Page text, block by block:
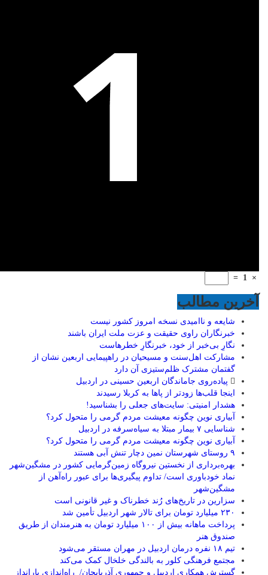
×
1
=
آخرین مطالب
شایعه و ناامیدی نسخه امروز کشور نیست
خبرنگاران راوی حقیقت و عزت ملت ایران باشند
نگارِ بی‌خبر از خود، خبرنگارِ خطرهاست
مشارکت اهل‌سنت و مسیحیان در راهپیمایی اربعین نشان از
گفتمان مشترک ظلم‌ستیزی آن دارد
پیاده‌روی جاماندگان اربعین حسینی در اردبیل
اینجا قلب‌ها زودتر از پاها به کربلا رسیدند
هشدار امنیتی: سایت‌های جعلی را بشناسید!
آبیاری نوین چگونه معیشت مردم گرمی را متحول کرد؟
شناسایی ۷ بیمار مبتلا به سیاه‌سرفه در اردبیل
آبیاری نوین چگونه معیشت مردم گرمی را متحول کرد؟
۹ روستای شهرستان نمین دچار تنش آبی هستند
بهره‌برداری از نخستین نیروگاه زمین‌گرمایی کشور در مشگین‌شهر
نماد خودباوری است/ تداوم پیگیری‌ها برای عبور راه‌آهن از
مشگین‌شهر
سزارین در تاریخ‌های رُند خطرناک و غیر قانونی است
۲۳۰ میلیارد تومان برای تالار شهر اردبیل تأمین شد
پرداخت ماهانه بیش از ۱۰۰ میلیارد تومان به هنرمندان از طریق
صندوق هنر
تیم ۱۸ نفره درمان اردبیل در مهران مستقر می‌شود
مجتمع فرهنگی کلور به بالندگی خلخال کمک می‌کند
گسترش همکاری اردبیل و جمهوری آذربایجان/ راه‌اندازی بارانداز